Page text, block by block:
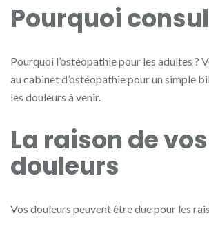
Pourquoi
Pourquoi l’ostéopathie pour les adultes ?
au cabinet d’ostéopathie pour un simple
les douleurs à venir.
La raison de vos
douleurs
Vos douleurs peuvent être due pour les